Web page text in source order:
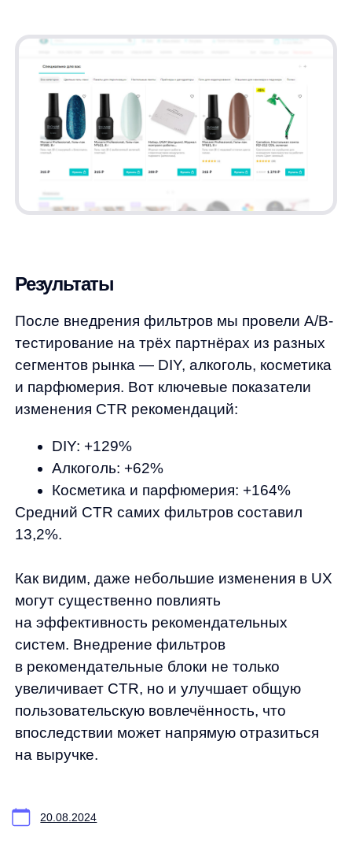
сегментов рынка — DIY, алкоголь, косметика
изменения CTR рекомендаций:
DIY: +129%
Алкоголь: +62%
Косметика и парфюмерия: +164%
Средний CTR самих фильтров составил
систем. Внедрение фильтров
в рекомендательные блоки не только
увеличивает CTR, но и улучшает общую
пользовательскую вовлечённость, что
впоследствии может напрямую отразиться
на выручке.
20.08.2024
Соберем вам бесплатное демо
Я ознакомился с условиямиПолитики обработки персональных данных
на обработки моих персональных данных
Согласен на получение рассылки с новостями AI от Any
Отправить
Продукты
anyQuery
Материалы
Блог
об IT-деятельности
Контакты